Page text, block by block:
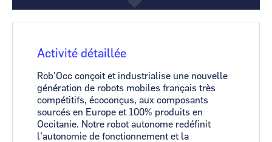
Activité détaillée
Rob'Occ conçoit et industrialise une nouvelle
génération de robots mobiles français très
compétitifs, écoconçus, aux composants
sourcés en Europe et 100% produits en
Occitanie. Notre robot autonome redéfinit
l’autonomie de fonctionnement et la